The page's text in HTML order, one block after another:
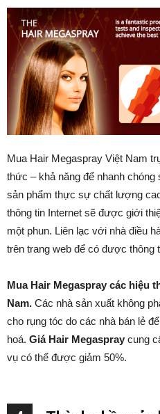
Mua Hair Megaspray Việt Nam
thức – khả năng để nhanh
sản phẩm thực sự chất lượng
thông tin Internet sẽ được giới
một phun. Liên lạc với nhà điều
trên trang web để có được thông
Mua Hair Megaspray các hiệu
Nam. Các nhà sản xuất không
cho rụng tóc do các nhà bán lẻ
hoá. Giá Hair Megaspray cung
vụ có thể được giảm 50%.